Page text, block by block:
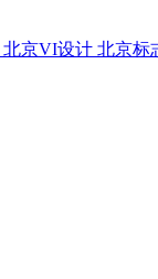
北京VI设计 北京标